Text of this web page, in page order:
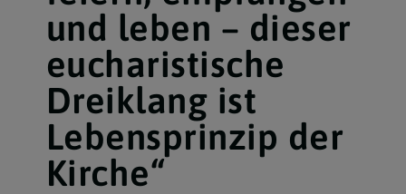
und leben – dieser
eucharistische
Dreiklang ist
Lebensprinzip der
Kirche“